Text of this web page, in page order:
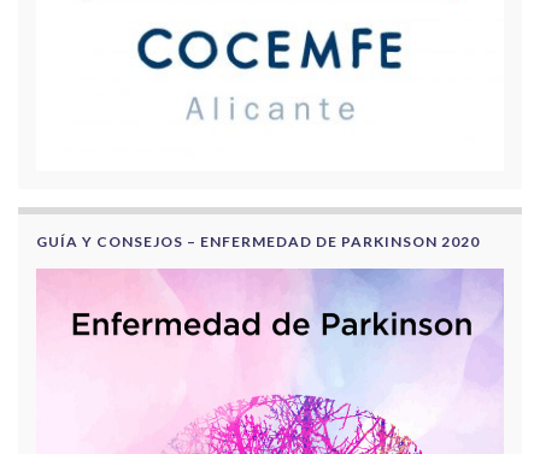
GUÍA Y CONSEJOS – ENFERMEDAD DE PARKINSON 2020